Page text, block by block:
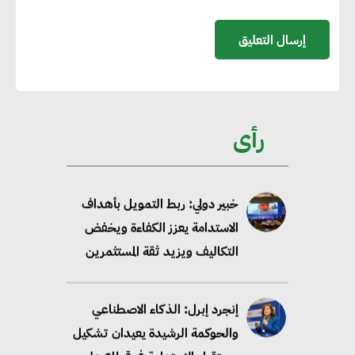
رأى
مصادر الطاقة المتجددة بحلول
2035
والسياسات
خبير دولي: ربط التمويل بأهداف
الاستدامة يعزز الكفاءة ويخفض
التكاليف ويزيد ثقة المستثمرين
إنجرد إبرل: الذكاء الاصطناعي
والحوكمة الرشيدة يعيدان تشكيل